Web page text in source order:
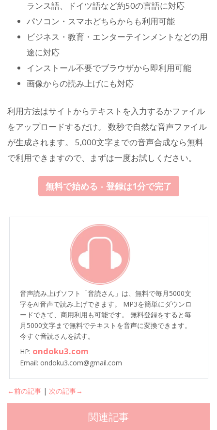
ランス語、ドイツ語など約50の言語に対応
パソコン・スマホどちらからも利用可能
ビジネス・教育・エンターテインメントなどの用
途に対応
インストール不要でブラウザから即利用可能
画像からの読み上げにも対応
利用方法はサイトからテキストを入力するかファイル
をアップロードするだけ。 数秒で自然な音声ファイル
が生成されます。 5,000文字までの音声合成なら無料
で利用できますので、まずは一度お試しください。
無料で始める - 登録は1分で完了
音声読み上げソフト「音読さん」は、無料で毎月5000文
字をAI音声で読み上げできます。 MP3を簡単にダウンロ
ードできて、商用利用も可能です。 無料登録をすると毎
月5000文字まで無料でテキストを音声に変換できます。
今すぐ音読さんを試す。
HP: ondoku3.com
Email: ondoku3.com@gmail.com
←前の記事 | 次の記事→
関連記事